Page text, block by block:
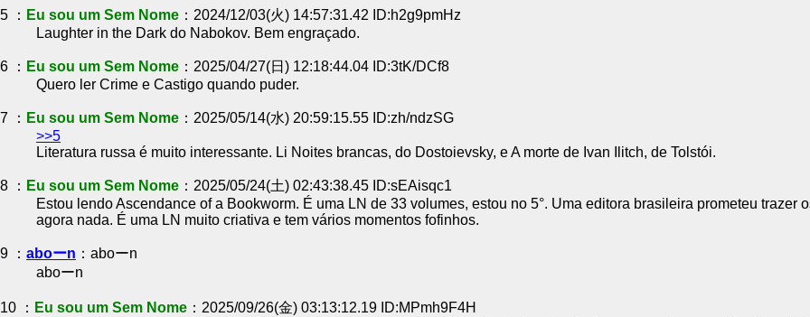
5 ： Eu sou um Sem Nome ：2024/12/03(火) 14:57:31.42 ID:h2g9pmHz
Laughter in the Dark do Nabokov. Bem engraçado.
6 ： Eu sou um Sem Nome ：2025/04/27(日) 12:18:44.04 ID:3tK/DCf8
Quero ler Crime e Castigo quando puder.
7 ： Eu sou um Sem Nome ：2025/05/14(水) 20:59:15.55 ID:zh/ndzSG
>>5
Literatura russa é muito interessante. Li Noites brancas, do Dostoievsky, e A morte de Ivan Ilitch, de Tolstói.
8 ： Eu sou um Sem Nome ：2025/05/24(土) 02:43:38.45 ID:sEAisqc1
Estou lendo Ascendance of a Bookworm. É uma LN de 33 volumes, estou no 5°. Uma editora brasileira prometeu trazer
agora nada. É uma LN muito criativa e tem vários momentos fofinhos.
9 ： aboーn ：aboーn
aboーn
10 ： Eu sou um Sem Nome ：2025/09/26(金) 03:13:12.19 ID:MPmh9F4H